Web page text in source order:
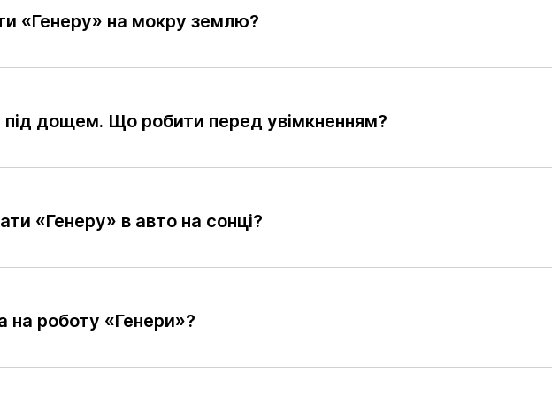
«Генеру» на мокру землю?
під дощем. Що робити перед увімкненням?
«Генеру» в авто на сонці?
на роботу «Генери»?
зв'язатися з нами натиснувши
номер